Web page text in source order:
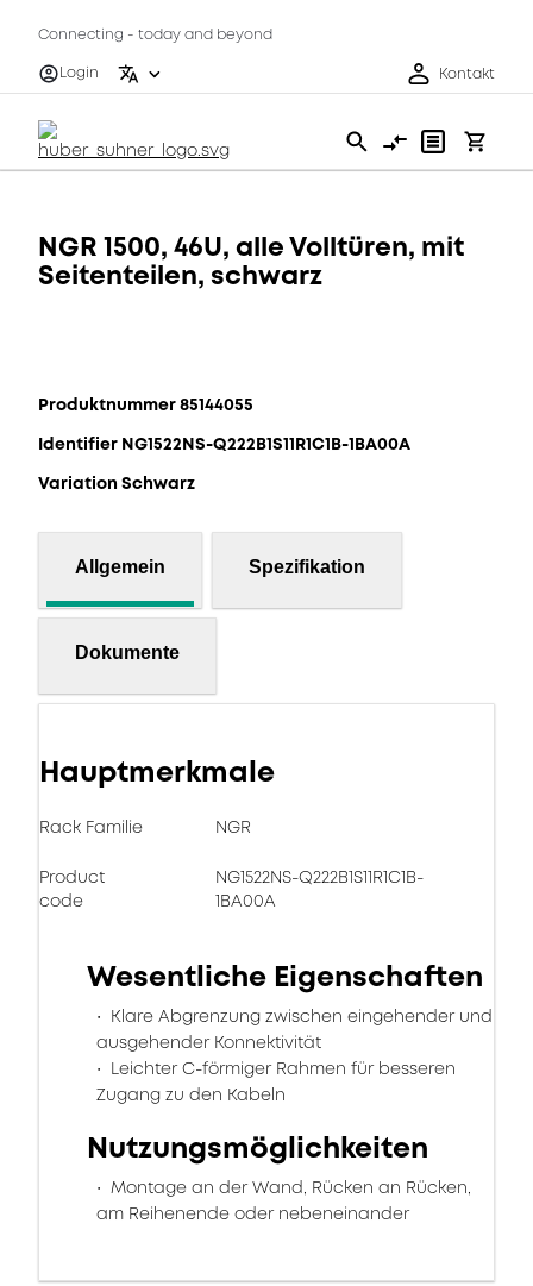
Connecting - today and beyond
Login
Kontakt
NGR 1500, 46U, alle Volltüren, mit
Seitenteilen, schwarz
Produktnummer 85144055
Identifier NG1522NS-Q222B1S11R1C1B-1BA00A
Variation Schwarz
Allgemein Spezifikation
Dokumente
Hauptmerkmale
Rack Familie NGR
Product
code
NG1522NS-Q222B1S11R1C1B-
1BA00A
Wesentliche Eigenschaften
Klare Abgrenzung zwischen eingehender und
ausgehender Konnektivität
Leichter C-förmiger Rahmen für besseren
Zugang zu den Kabeln
Nutzungsmöglichkeiten
Montage an der Wand, Rücken an Rücken,
am Reihenende oder nebeneinander